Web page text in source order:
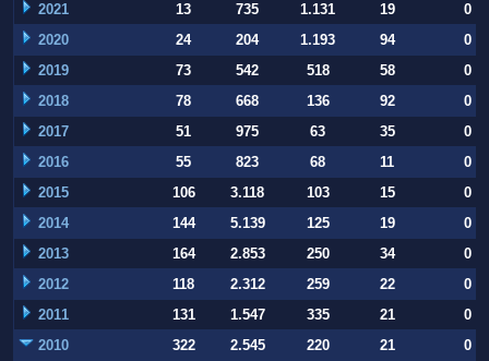
2021 13 735 1.131 19
0
2020
24 204 1.193 94
0
2019
73 542 518 58
0
2018
78 668 136 92
0
2017
51 975 63 35
0
2016
55 823 68 11
0
2015
106 3.118 103 15
0
2014
144 5.139 125 19
0
2013
164 2.853 250 34
0
2012
118 2.312 259 22
0
2011
131 1.547 335 21
0
2010
322 2.545 220 21 0